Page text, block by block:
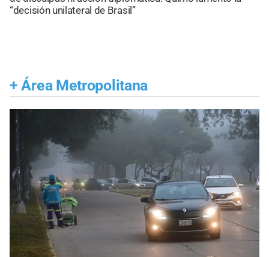
“decisión unilateral de Brasil”
+ Área Metropolitana